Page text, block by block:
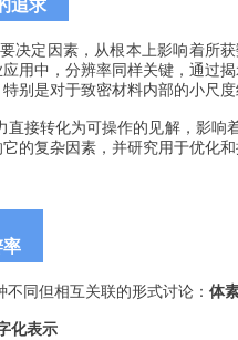
追求
决定因素，从根本上影响着所
用中，分辨率同样关键，通过
别是对于致密材料内部的小尺度
直接转化为可操作的见解，影
的复杂因素，并研究用于优化和
率
同但相互关联的形式讨论： 体
化表示